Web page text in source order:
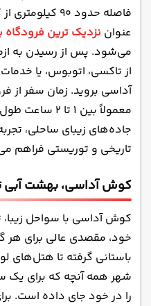
فاصله حدود ۹۰
عنوان نزدیک ترین
می‌شود. پس از رسیدن به
از تاکسی، اتوبوس، یا
آداسی بروید. زمان سفر از
معمولاً بین ۱
جاده‌های زیبای ساحلی،
تاریخی و توریستی فراهم
کوش آداسی، بهشت آبی
کوش آداسی با سواحل زیبا،
خود، مقصدی عالی برای هر
باستانی گرفته تا هتل‌های
شهر همه آنچه که برای یک
را در خود جای داده است.